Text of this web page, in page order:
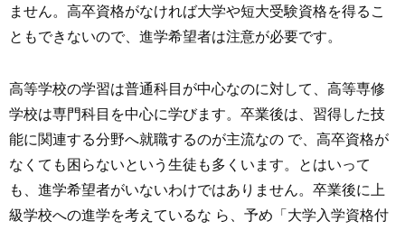
ません。高卒資格がなければ大学や短大受験資格を得るこ
ともできないので、進学希望者は注意が必要です。
高等学校の学習は普通科目が中心なのに対して、高等専修
学校は専門科目を中心に学びます。卒業後は、習得した技
能に関連する分野へ就職するのが主流なの で、高卒資格が
なくても困らないという生徒も多くいます。とはいって
も、進学希望者がいないわけではありません。卒業後に上
級学校への進学を考えているな ら、予め「大学入学資格付